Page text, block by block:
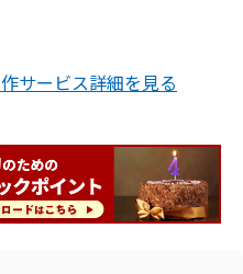
サービス詳細を見る